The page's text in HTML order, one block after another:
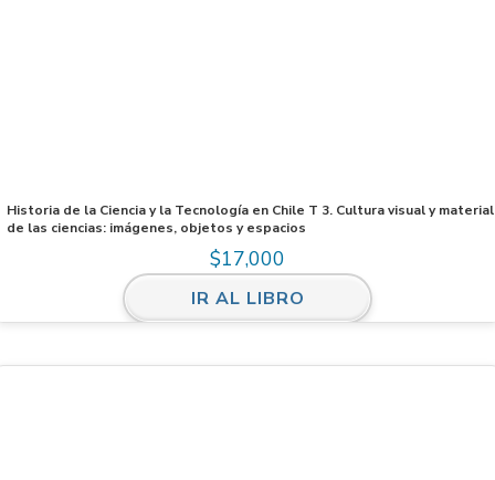
Historia de la Ciencia y la Tecnología en Chile T 3. Cultura visual y material
de las ciencias: imágenes, objetos y espacios
$17,000
IR AL LIBRO